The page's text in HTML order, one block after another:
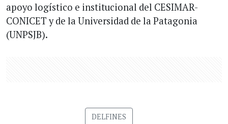
apoyo logístico e institucional del CESIMAR-
CONICET y de la Universidad de la Patagonia
(UNPSJB).
DELFINES